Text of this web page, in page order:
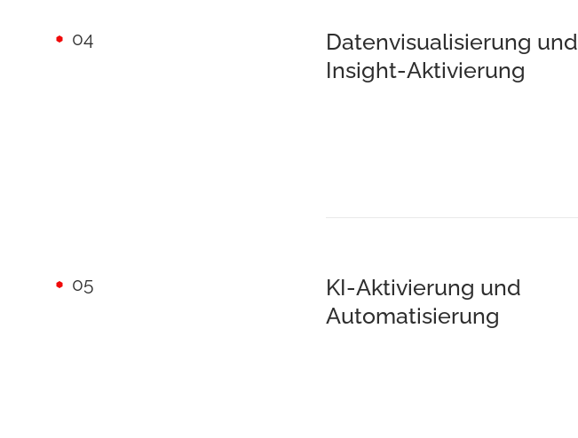
04
Datenvisualisierung und
Insight-Aktivierung
05
KI-Aktivierung und
Automatisierung